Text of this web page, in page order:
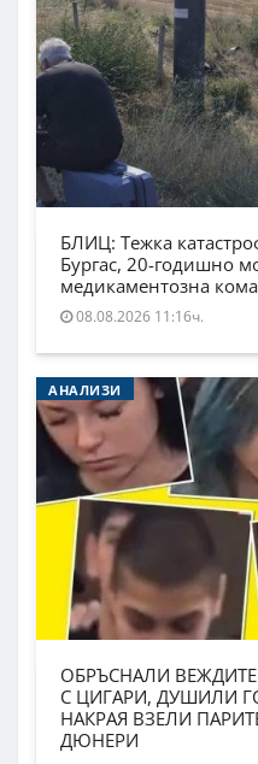
БЛИЦ: Тежка
Бургас, 20-годишно
медикаментозна кома
08.08.2026 11:16ч.
АНАЛИЗИ
ОБРЪСНАЛИ
С ЦИГАРИ, ДУШИЛИ
НАКРАЯ ВЗЕЛИ
ДЮНЕРИ